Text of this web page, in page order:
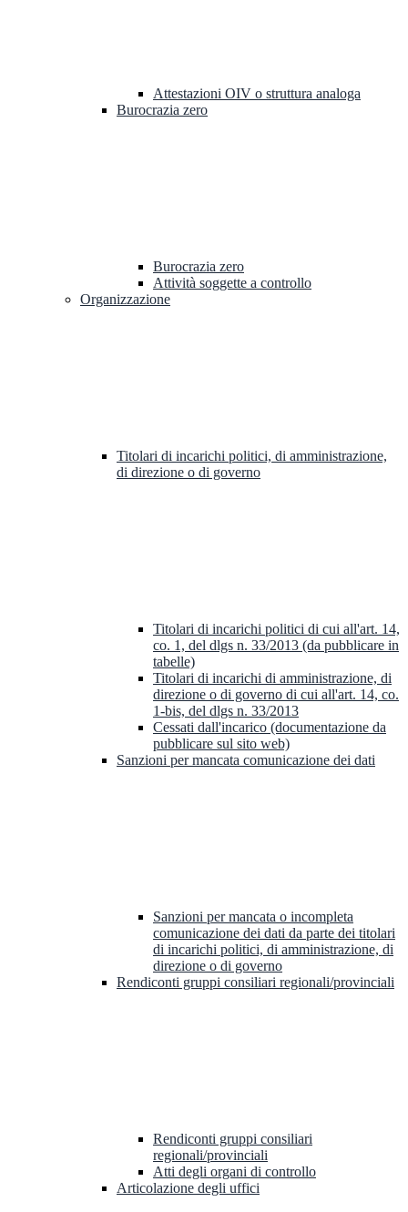
Attestazioni OIV o struttura analoga
Burocrazia zero
Burocrazia zero
Attività soggette a controllo
Organizzazione
Titolari di incarichi politici, di amministrazione,
di direzione o di governo
Titolari di incarichi politici di cui all'art. 14,
co. 1, del dlgs n. 33/2013 (da pubblicare in
tabelle)
Titolari di incarichi di amministrazione, di
direzione o di governo di cui all'art. 14, co.
1-bis, del dlgs n. 33/2013
Cessati dall'incarico (documentazione da
pubblicare sul sito web)
Sanzioni per mancata comunicazione dei dati
Sanzioni per mancata o incompleta
comunicazione dei dati da parte dei titolari
di incarichi politici, di amministrazione, di
direzione o di governo
Rendiconti gruppi consiliari regionali/provinciali
Rendiconti gruppi consiliari
regionali/provinciali
Atti degli organi di controllo
Articolazione degli uffici